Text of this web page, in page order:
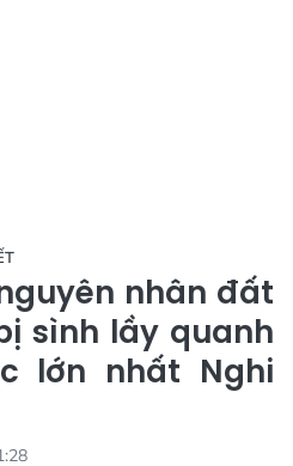
nhân đất
sình lầy quanh
lớn nhất Nghi